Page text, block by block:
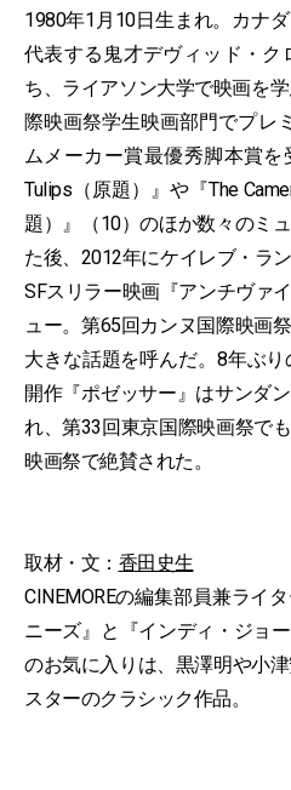
1980年1月10日生まれ。カナ
代表する鬼才デヴィッド・ク
ち、ライアソン大学で映画を
際映画祭学生映画部門でプレ
ムメーカー賞最優秀脚本賞を
Tulips（原題）』や『The
題）』（10）のほか数々のミ
た後、2012年にケイレブ・ラ
SFスリラー映画『アンチヴァ
ュー。第65回カンヌ国際映画
大きな話題を呼んだ。8年ぶ
開作『ポゼッサー』はサンダ
れ、第33回東京国際映画祭で
映画祭で絶賛された。
取材・文： 香田史生
CINEMOREの編集部員兼ライ
ニーズ』と『インディ・ジョ
のお気に入りは、黒澤明や小
スターのクラシック作品。